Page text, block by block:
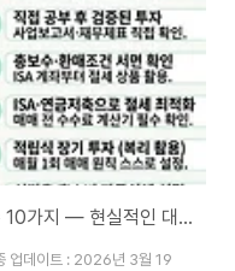
재테크 초보가 반드시 피해야 할 실수 10가지 — 현실적인 대처법 완전 정리
업데이트 : 2026년 3월 19